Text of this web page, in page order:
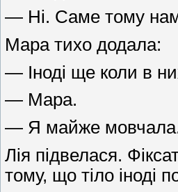
— Ні. Саме тому нам
Мара тихо додала:
— Іноді ще коли в
— Мара.
— Я майже
Лія підвелася.
тому, що тіло іноді